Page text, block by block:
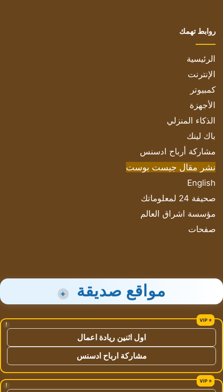
روابط تهمك
الرئيسية
الإنترنت
كمبيوتر
الأجهزة
الذكاء المنزلي
باك لينك
مشاركة أرباح ادسنس
نشر مقال جيست بوست
English
صحيفة 24 لمعلوماتك
مؤسسة اشراق العالم
صفحات
مواقع صديقة +
!
اول اثنين ريادة اعمال
مشاركة ارباح ادسنس
!